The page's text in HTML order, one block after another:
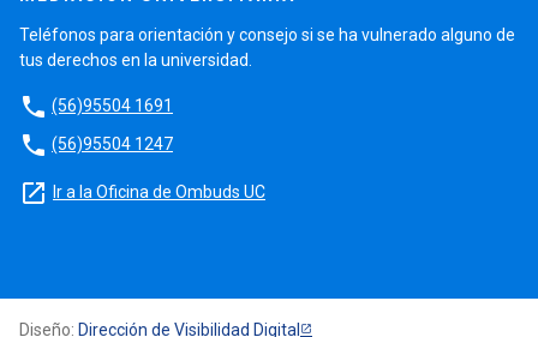
Teléfonos para orientación y consejo si se ha vulnerado alguno de
tus derechos en la universidad.
phone (56)95504 1691
phone (56)95504 1247
launch Ir a la Oficina de Ombuds UC
Diseño: Dirección de Visibilidad Digital